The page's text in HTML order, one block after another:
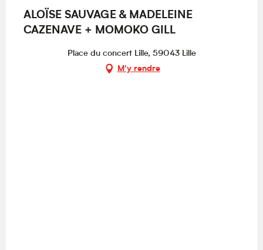
ALOÏSE SAUVAGE & MADELEINE
CAZENAVE + MOMOKO GILL
Place du concert Lille, 59043 Lille
M'y rendre